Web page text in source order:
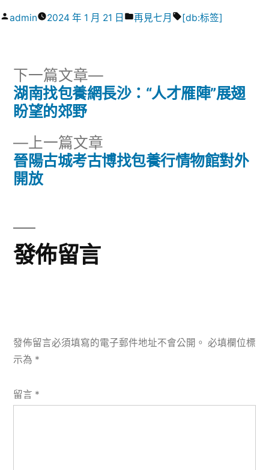
作
admin 2024 年 1 月 21 日
分
再見七月
標
[db:标签]
文
導
覽
上一篇文章
一
晉陽古城考古博找包養行情物館對外
開放
下一篇文章
下
一
湖南找包養網長沙：“人才雁陣”展翅
盼望的郊野
發佈留言
發佈留言必須填寫的電子郵件地址不會公開。 必填欄位標
示為 *
留言 *